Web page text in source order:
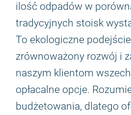
ilość odpadów w
tradycyjnych stoisk
To ekologiczne
zrównoważony rozwój i
naszym klientom
opłacalne opcje.
budżetowania, dlatego